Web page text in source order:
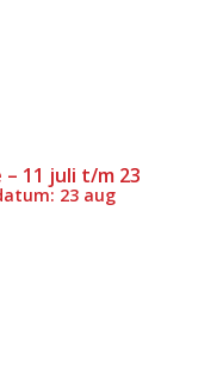
11 juli t/m 23
23 aug